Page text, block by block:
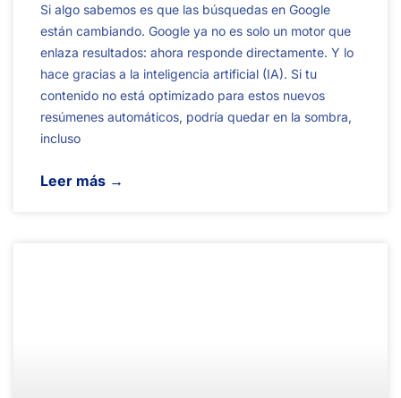
Si algo sabemos es que las búsquedas en Google
están cambiando. Google ya no es solo un motor que
enlaza resultados: ahora responde directamente. Y lo
hace gracias a la inteligencia artificial (IA). Si tu
contenido no está optimizado para estos nuevos
resúmenes automáticos, podría quedar en la sombra,
incluso
Leer más →